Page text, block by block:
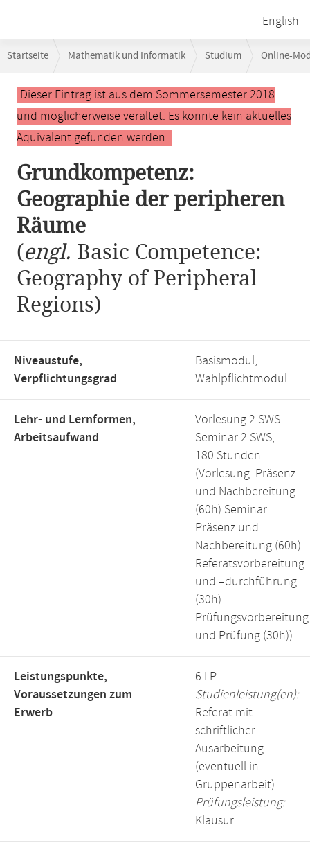
English
Navigation
Startseite Mathematik und Informatik Studium Online-
Grundkompetenz: Geographie der peripheren Räume
Hauptinhalt
Dieser Eintrag ist aus dem Sommersemester 2018
und möglicherweise veraltet. Es konnte kein aktuelles
Äquivalent gefunden werden.
Grundkompetenz:
Geographie der peripheren
Räume
(engl. Basic Competence:
Geography of Peripheral
Regions)
Niveaustufe,
Verpflichtungsgrad
Basismodul,
Wahlpflichtmodul
Lehr- und Lernformen,
Arbeitsaufwand
Vorlesung 2 SWS
Seminar 2 SWS,
180 Stunden
(Vorlesung: Präsenz
und Nachbereitung
(60h) Seminar:
Präsenz und
Nachbereitung (60h)
Referatsvorbereitung
und –durchführung
(30h)
Prüfungsvorbereitung
und Prüfung (30h))
Leistungspunkte,
Voraussetzungen zum
Erwerb
6 LP
Studienleistung(en):
Referat mit
schriftlicher
Ausarbeitung
(eventuell in
Gruppenarbeit)
Prüfungsleistung:
Klausur